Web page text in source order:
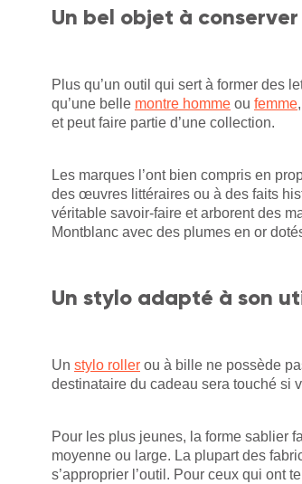
Un bel objet à
Plus qu’un outil qui sert à former des
qu’une belle montre homme ou femme
et peut faire partie d’une collection.
Les marques l’ont bien compris en
des œuvres littéraires ou à des faits
véritable savoir-faire et arborent des
Montblanc avec des plumes en or
Un stylo adapté à son
Un stylo roller ou à bille ne possède
destinataire du cadeau sera touché si
Pour les plus jeunes, la forme sablier
moyenne ou large. La plupart des
s’approprier l’outil. Pour ceux qui ont